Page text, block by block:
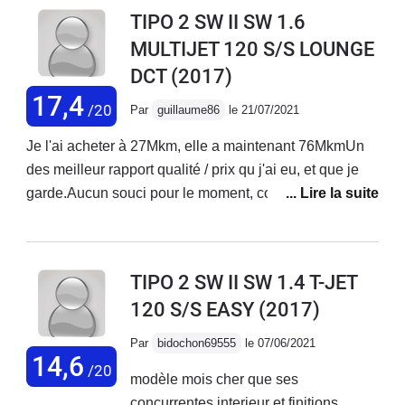
panneaux etc... et surtout pas de sous-
menus chronophages et sonores. Je
regrette l'absence d'aide au parking à
appréciées, radar de recul, la
commutation automatique des feux
(codes/phares) c'est très intéressant,
pratique et reposant en conduite
silencieuse tant à l'arrêt qu'en
dynamique. Pas assez de recul pour
juger la consommation. Je suis passé
plancher plat (sièges arrières rabattus)
17,4/20
TIPO 2 SW II SW 1.6
MULTIJET 120 S/S LOUNGE
DCT(2017)
Par guillaume86 le 21/07/2021
Je l'ai acheter à 27Mkm, elle a maintenant 76MkmUn
des meilleur rapport qualité / prix qu j'ai eu, et que je
garde.Aucun souci pour le moment, conduite souple,
120cv.Régulateur adaptatif fonctionne
quotidien.Assurance pas cher, consommation basse,
entretien pas cher.Je conseil, en tout cas pour le
moment.
14,6 /20
TIPO 2 SW II SW 1.4 T-JET
120 S/S EASY (2017)
Par bidochon69555 le 07/06/2021
modèle mois cher que ses